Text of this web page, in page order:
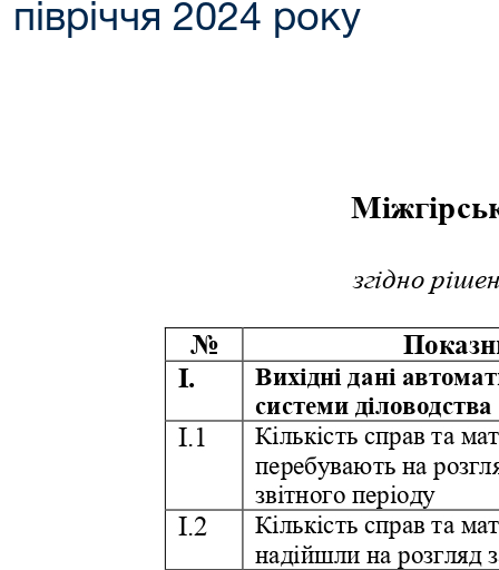
півріччя 2024 року